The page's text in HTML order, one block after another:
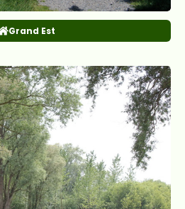
Grand Est